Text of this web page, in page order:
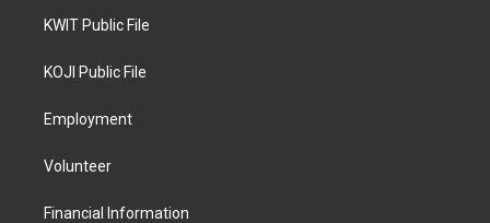
KWIT Public File
KOJI Public File
Employment
Volunteer
Financial Information